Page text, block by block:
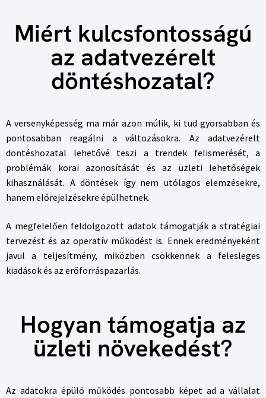
Miért kulcsfontosságú
az adatvezérelt
döntéshozatal?
A versenyképesség ma már azon múlik, ki tud gyorsabban és
pontosabban reagálni a változásokra. Az adatvezérelt
döntéshozatal lehetővé teszi a trendek felismerését, a
problémák korai azonosítását és az üzleti lehetőségek
kihasználását. A döntések így nem utólagos elemzésekre,
hanem előrejelzésekre épülhetnek.
A megfelelően feldolgozott adatok támogatják a stratégiai
tervezést és az operatív működést is. Ennek eredményeként
javul a teljesítmény, miközben csökkennek a felesleges
kiadások és az erőforráspazarlás.
Hogyan támogatja az
üzleti növekedést?
Az adatokra épülő működés pontosabb képet ad a vállalat